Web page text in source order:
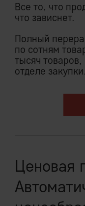
Все то, что
что зависнет.
Полный
по сотням
тысяч
отделе закупки.
Ценовая